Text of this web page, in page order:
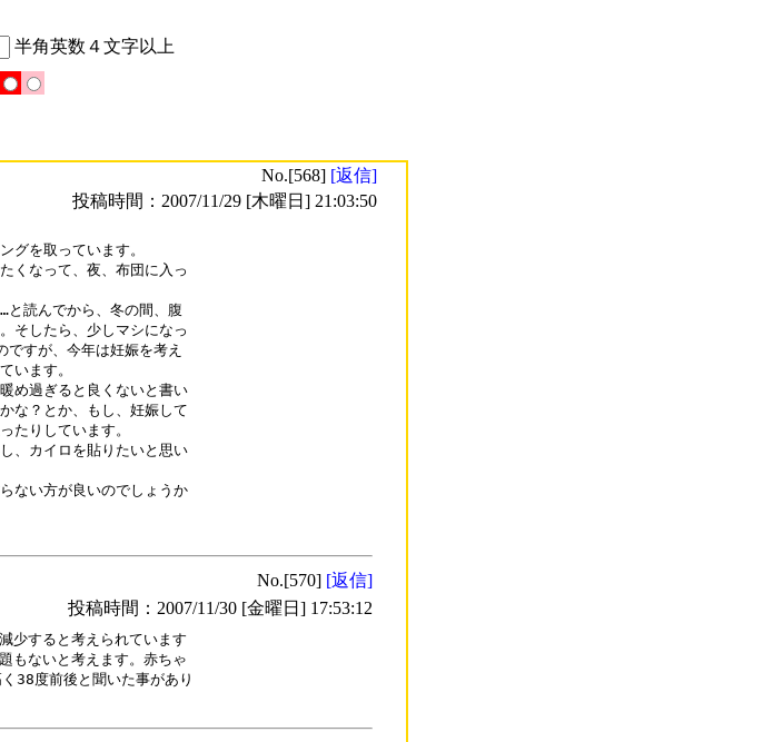
半角英数４文字以上
No.[568] [返信]
投稿時間：2007/11/29 [木曜日] 21:03:50
グを取っています。
くなって、夜、布団に入っ
と読んでから、冬の間、腹
そしたら、少しマシになっ
すが、今年は妊娠を考え
います。
め過ぎると良くないと書い
な？とか、もし、妊娠して
たりしています。
、カイロを貼りたいと思い
ない方が良いのでしょうか
No.[570] [返信]
投稿時間：2007/11/30 [金曜日] 17:53:12
少すると考えられています
もないと考えます。赤ちゃ
38度前後と聞いた事があり